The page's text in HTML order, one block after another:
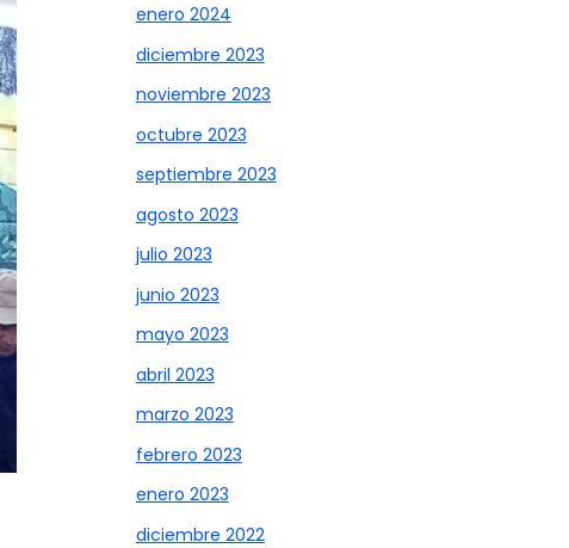
enero 2024
diciembre 2023
noviembre 2023
octubre 2023
septiembre 2023
agosto 2023
julio 2023
junio 2023
mayo 2023
abril 2023
marzo 2023
febrero 2023
enero 2023
diciembre 2022